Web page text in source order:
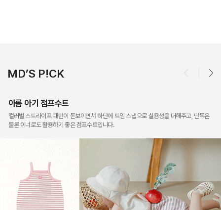
MD’S P!CK
아롬 아기 점프수트
컬러별 스트라이프 패턴이 돋보이면서 하단에 트임 스냅으로 실용성을 더해주고, 단독은
물론 이너로도 활용하기 좋은 점프수트입니다.